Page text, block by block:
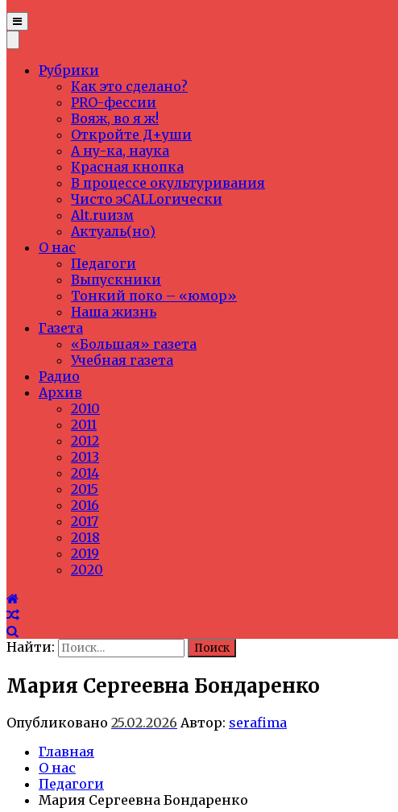
Рубрики
Как это сделано?
PRO-фессии
Вояж, во я ж!
Откройте Д+уши
А ну-ка, наука
Красная кнопка
В процессе окультуривания
Чисто эCALLогически
Alt.ruизм
Актуаль(но)
О нас
Педагоги
Выпускники
Тонкий поко – «юмор»
Наша жизнь
Газета
«Большая» газета
Учебная газета
Радио
Архив
2010
2011
2012
2013
2014
2015
2016
2017
2018
2019
2020
Найти:
Мария Сергеевна Бондаренко
Опубликовано 25.02.2026 Автор: serafima
Главная
О нас
Педагоги
Мария Сергеевна Бондаренко